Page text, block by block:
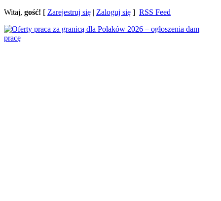
Witaj, gość! [ Zarejestruj się | Zaloguj się ] RSS Feed